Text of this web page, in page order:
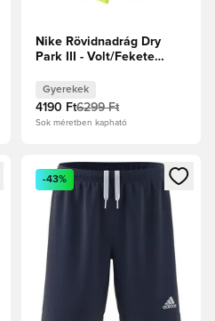
Nike Rövidnadrág Dry
Park III - Volt/Fekete
Gyerekek
4190 Ft6299 Ft
Sok méretben kapható
vagy a tagként
Megnyit egy modált a
-43%